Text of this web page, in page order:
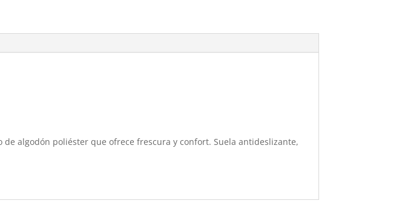
algodón poliéster que ofrece frescura y confort. Suela antideslizante,